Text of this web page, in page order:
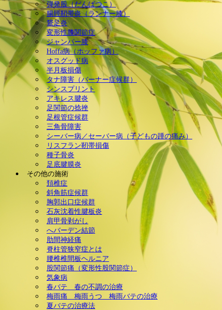
弾発股（だんぱつこ）
腸脛靭帯炎（ランナー膝）
鵞足炎
変形性膝関節症
ジャンパー膝
Hoffa病（ホッファ病）
オスグッド病
半月板損傷
タナ障害（バーナー症候群）
シンスプリント
アキレス腱炎
足関節の捻挫
足根管症候群
三角骨障害
シーバー病／セーバー病（子どもの踵の痛み）
リスフラン靭帯損傷
種子骨炎
足底腱膜炎
その他の施術
頚椎症
斜角筋症候群
胸郭出口症候群
石灰沈着性腱板炎
肩甲骨剥がし
へバーデン結節
肋間神経痛
脊柱管狭窄症とは
腰椎椎間板ヘルニア
股関節痛（変形性股関節症）
気象病
春バテ 春の不調の治療
梅雨痛 梅雨うつ 梅雨バテの治療
夏バテの治療法